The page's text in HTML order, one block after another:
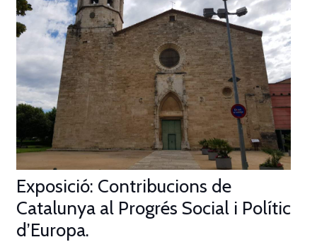
Exposició: Contribucions de
Catalunya al Progrés Social i Polític
d’Europa.